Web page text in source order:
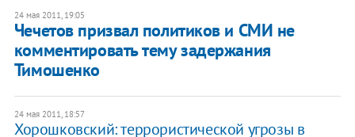
24 мая 2011, 19:05
Чечетов призвал политиков и СМИ не
комментировать тему задержания
Тимошенко
24 мая 2011, 18:57
Хорошковский: террористической угрозы в